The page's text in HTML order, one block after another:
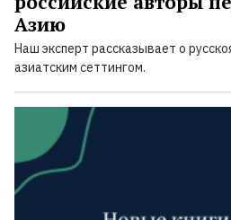
Азию
Наш эксперт рассказывает о
азиатским сеттингом.